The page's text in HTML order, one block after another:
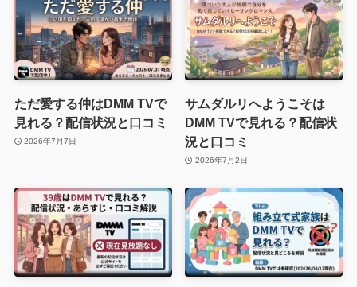
ただ愛する仲はDMM TVで
見れる？配信状況と口コミ
2026年7月7日
サムダルリへようこそは
DMM TVで見れる？配信状
況と口コミ
2026年7月2日